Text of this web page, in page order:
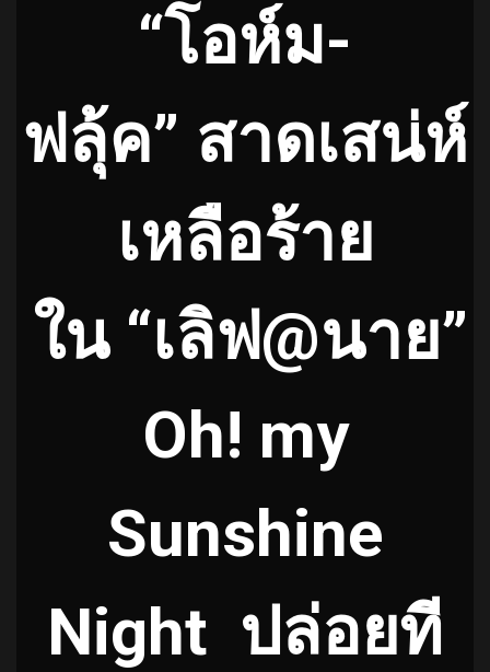
“โอห์ม-
ฟลุ้ค” สาดเสน่ห์
เหลือร้าย
ใน “เลิฟ@นาย”
Oh! my
Sunshine
Night ปล่อยที